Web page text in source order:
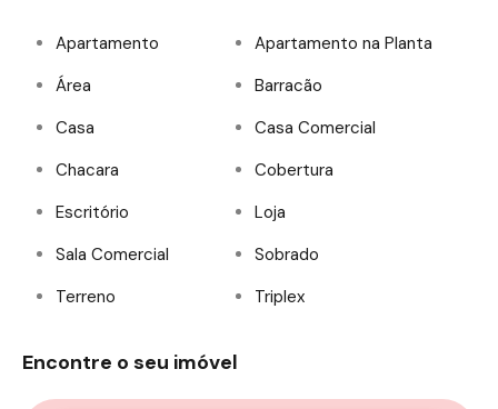
Apartamento
Apartamento na Planta
Área
Barracão
Casa
Casa Comercial
Chacara
Cobertura
Escritório
Loja
Sala Comercial
Sobrado
Terreno
Triplex
Encontre o seu imóvel